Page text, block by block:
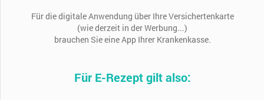
Für die digitale Anwendung über Ihre Versichertenkarte
(wie derzeit in der Werbung...)
brauchen Sie eine App Ihrer Krankenkasse.
Für E-Rezept gilt also: